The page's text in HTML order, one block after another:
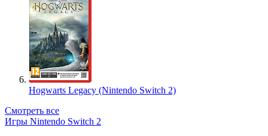
Hogwarts Legacy (Nintendo Switch 2)
Смотреть все
Игры Nintendo Switch 2